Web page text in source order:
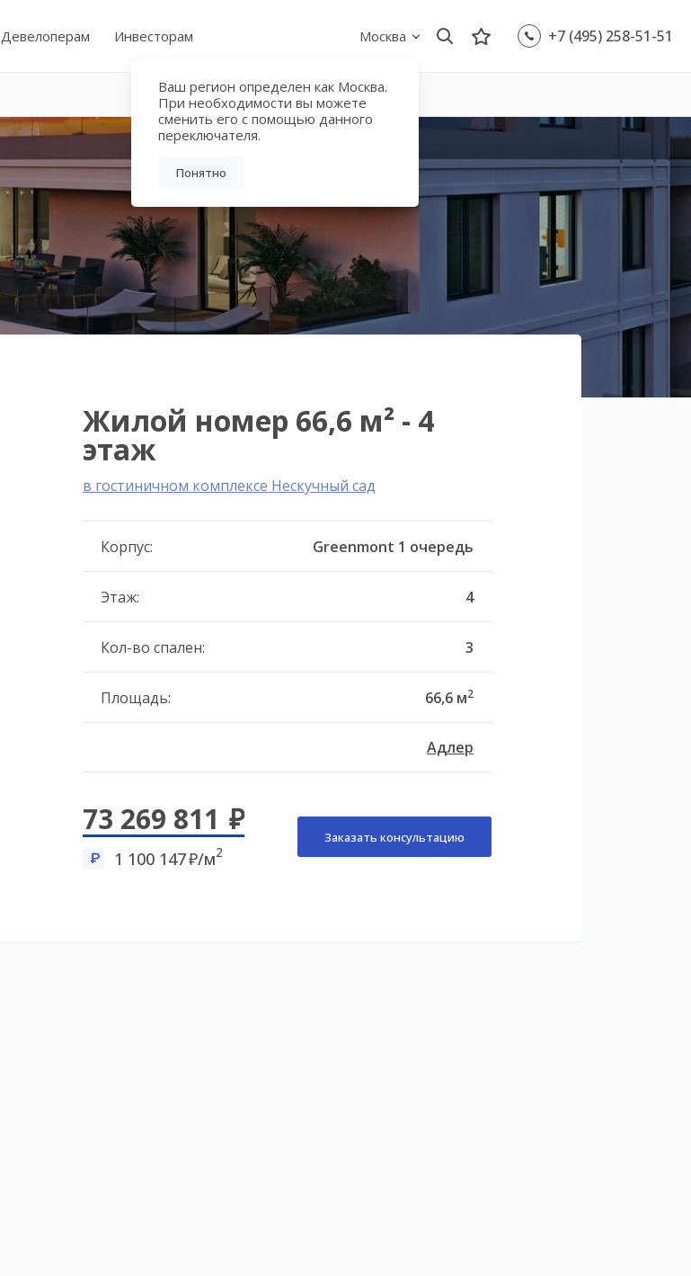
Девелоперам Инвесторам Москва
Ваш регион определен как Москва.
При необходимости вы можете
сменить его с помощью данного
переключателя.
Понятно
+7 (495) 258-51-51
Жилой номер 66,6 м² - 4
этаж
в гостиничном комплексе Нескучный сад
Корпус: Greenmont 1 очередь
Этаж: 4
Кол-во спален: 3
Площадь: 66,6 м2
Адлер
73 269 811
1 100 147 /м2
Заказать консультацию